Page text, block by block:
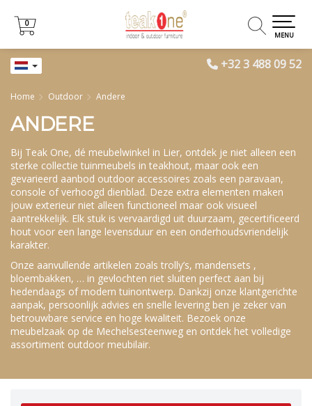
+32 3 488 09 52
0
0
MENU
Home Outdoor Andere
ANDERE
Bij Teak One, dé meubelwinkel in Lier, ontdek je niet alleen een
sterke collectie tuinmeubels in teakhout, maar ook een
gevarieerd aanbod outdoor accessoires zoals een paravaan,
console of verhoogd dienblad. Deze extra elementen maken
jouw exterieur niet alleen functioneel maar ook visueel
aantrekkelijk. Elk stuk is vervaardigd uit duurzaam, gecertificeerd
hout voor een lange levensduur en een onderhoudsvriendelijk
karakter.
Onze aanvullende artikelen zoals trolly’s, mandensets ,
bloembakken, … in gevlochten riet sluiten perfect aan bij
hedendaags of modern tuinontwerp. Dankzij onze klantgerichte
aanpak, persoonlijk advies en snelle levering ben je zeker van
betrouwbare service en hoge kwaliteit. Bezoek onze
meubelzaak op de Mechelsesteenweg en ontdek het volledige
assortiment outdoor meubilair.